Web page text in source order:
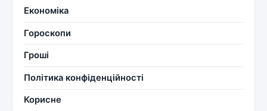
Економіка
Гороскопи
Гроші
Політика конфіденційності
Корисне